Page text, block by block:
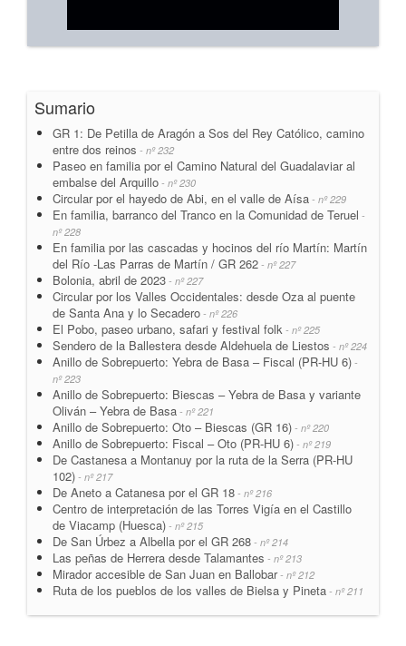
Sumario
GR 1: De Petilla de Aragón a Sos del Rey Católico, camino
entre dos reinos - nº 232
Paseo en familia por el Camino Natural del Guadalaviar al
embalse del Arquillo - nº 230
Circular por el hayedo de Abi, en el valle de Aísa - nº 229
En familia, barranco del Tranco en la Comunidad de Teruel -
nº 228
En familia por las cascadas y hocinos del río Martín: Martín
del Río -Las Parras de Martín / GR 262 - nº 227
Bolonia, abril de 2023 - nº 227
Circular por los Valles Occidentales: desde Oza al puente
de Santa Ana y lo Secadero - nº 226
El Pobo, paseo urbano, safari y festival folk - nº 225
Sendero de la Ballestera desde Aldehuela de Liestos - nº 224
Anillo de Sobrepuerto: Yebra de Basa – Fiscal (PR-HU 6) -
nº 223
Anillo de Sobrepuerto: Biescas – Yebra de Basa y variante
Oliván – Yebra de Basa - nº 221
Anillo de Sobrepuerto: Oto – Biescas (GR 16) - nº 220
Anillo de Sobrepuerto: Fiscal – Oto (PR-HU 6) - nº 219
De Castanesa a Montanuy por la ruta de la Serra (PR-HU
102) - nº 217
De Aneto a Catanesa por el GR 18 - nº 216
Centro de interpretación de las Torres Vigía en el Castillo
de Viacamp (Huesca) - nº 215
De San Úrbez a Albella por el GR 268 - nº 214
Las peñas de Herrera desde Talamantes - nº 213
Mirador accesible de San Juan en Ballobar- nº 212
Ruta de los pueblos de los valles de Bielsa y Pineta - nº 211